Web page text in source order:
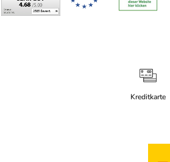
Kreditkarte